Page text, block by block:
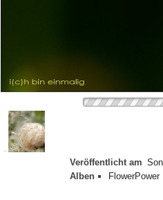
Veröffentlicht am
Alben
FlowerPower